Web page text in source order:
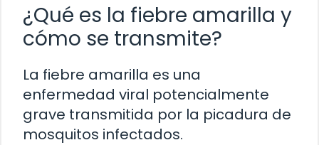
¿Qué es la fiebre amarilla y
cómo se transmite?
La fiebre amarilla es una
enfermedad viral potencialmente
grave transmitida por la picadura de
mosquitos infectados.